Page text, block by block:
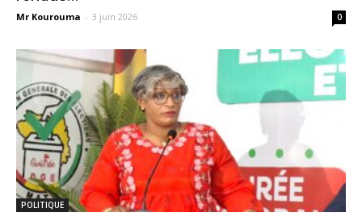
Mr Kourouma - 3 juin 2026 0
POLITIQUE